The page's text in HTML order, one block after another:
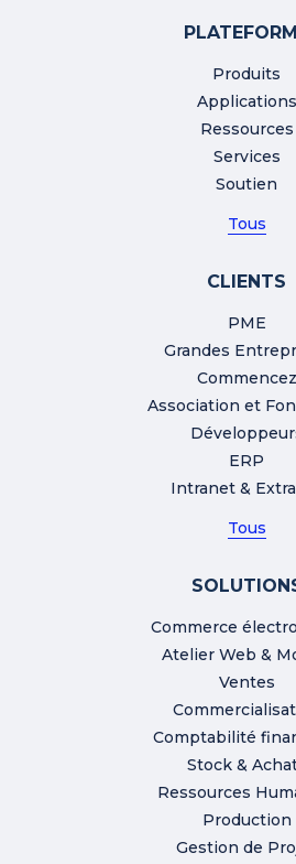
Produits
Applications
Ressources
Services
Soutien
Tous
CLIENTS
PME
Grandes
Commencez
Association et
ERP
Intranet &
Tous
Commerce
Atelier Web &
Ventes
Comptabilité
Stock &
Ressources
Production
Gestion de